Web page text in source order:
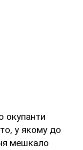
окупанти
у якому до
мешкало